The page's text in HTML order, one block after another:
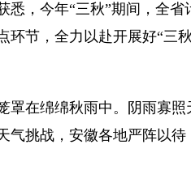
，今年“三秋”期间，全省
环节，全力以赴开展好“三
在绵绵秋雨中。阴雨寡照
气挑战，安徽各地严阵以待